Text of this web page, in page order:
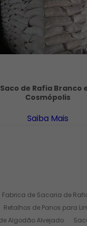
Saco de Rafia Branco
Cosmópolis
Saiba Mais
Fabrica de Sacaria de
Retalhos de Panos para
Algodão Alvejado